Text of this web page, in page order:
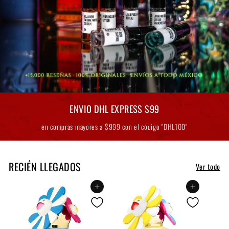
ENVIO DHL EXPRESS $99
en compras mayores a $999 con el código "DHL100"
RECIÉN LLEGADOS Ver todo
Agregar al carrito Agregar al carrito